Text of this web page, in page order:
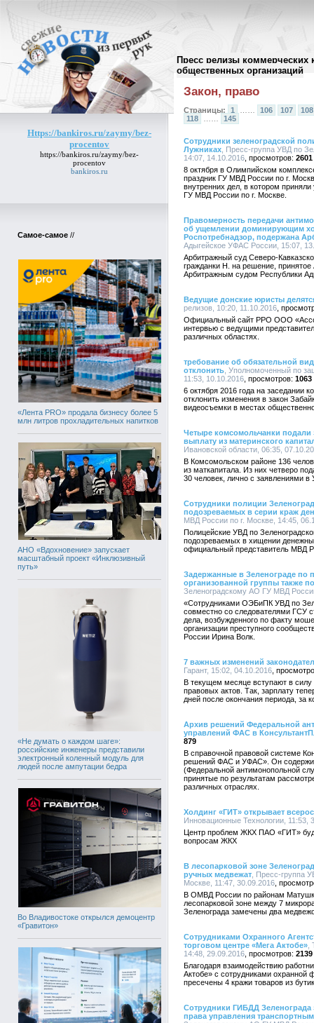
Пресс релизы коммерческих
общественных организаций
Https://bankiros.ru/zaymy/bez-
procentov
https://bankiros.ru/zaymy/bez-
procentov
bankiros.ru
Самое-самое //
«Лента PRO» продала бизнесу более 5
млн литров прохладительных напитков
АНО «Вдохновение» запускает
масштабный проект «Инклюзивный
путь»
«Не думать о каждом шаге»:
российские инженеры представили
электронный коленный модуль для
людей после ампутации бедра
Во Владивостоке открылся демоцентр
«Гравитон»
Архив пресс-релизов//
Закон, право
Страницы: 1 106 107
108
118
145
Сотрудники зеленоградской
Лужниках , Пресс-группа УВД по
14:07, 14.10.2016
2601
8 октября в Олимпийском
праздник ГУ МВД России по г.
внутренних дел, в котором
ГУ МВД России по г. Москве.
Правомерность передачи
об ущемлении доминирующим
Роспотребнадзор, подержана
Адыгейское УФАС России, 15:07,
Арбитражный суд Северо-
гражданки Н. на решение,
Арбитражным судом Республики
Ведущие донские юристы
релизов, 10:20, 11.10.2016
Официальный сайт РРО ООО
интервью с ведущими
различных областях.
требование об обязательной
отклонить , Уполномоченный по
11:53, 10.10.2016
1063
6 октября 2016 года на заседании
отклонить изменения в закон
видеосъемки в местах
Четыре комсомольчанки
выплату из материнского
Ивановской области, 06:35,
В Комсомольском районе 136
из маткапитала. Из них четверо
30 человек, лично с заявлениями
Сотрудники полиции
подозреваемых в серии краж
МВД России по г. Москве, 14:45,
Полицейские УВД по
подозреваемых в хищении
официальный представитель МВД
Задержанные в Зеленограде по
организованной группы также
Зеленоградскому АО ГУ МВД
«Сотрудниками ОЭБиПК УВД по
совместно со следователями ГСУ
дела, возбужденного по факту
организации преступного
России Ирина Волк.
7 важных изменений
Гарант, 15:02, 04.10.2016
В текущем месяце вступают в
правовых актов. Так, зарплату
дней после окончания периода, за
Архив решений Федеральной
управлений ФАС в
879
В справочной правовой системе
решений ФАС и УФАС». Он
(Федеральной антимонопольной
принятые по результатам
различных отраслях.
Холдинг «ГИТ» открывает
Инновационные Технологии, 11:53,
Центр проблем ЖКХ ПАО «ГИТ»
вопросам ЖКХ
В лесопарковой зоне
ручных медвежат , Пресс-группа
Москве, 11:47, 30.09.2016
В ОМВД России по районам
лесопарковой зоне между 7
Зеленограда замечены два
Сотрудниками Охранного
торговом центре «Мега Актобе»
14:48, 29.09.2016
2139
Благодаря взаимодействию
Актобе» с сотрудниками
пресечены 4 кражи товаров из
Сотрудники ГИБДД
права управления